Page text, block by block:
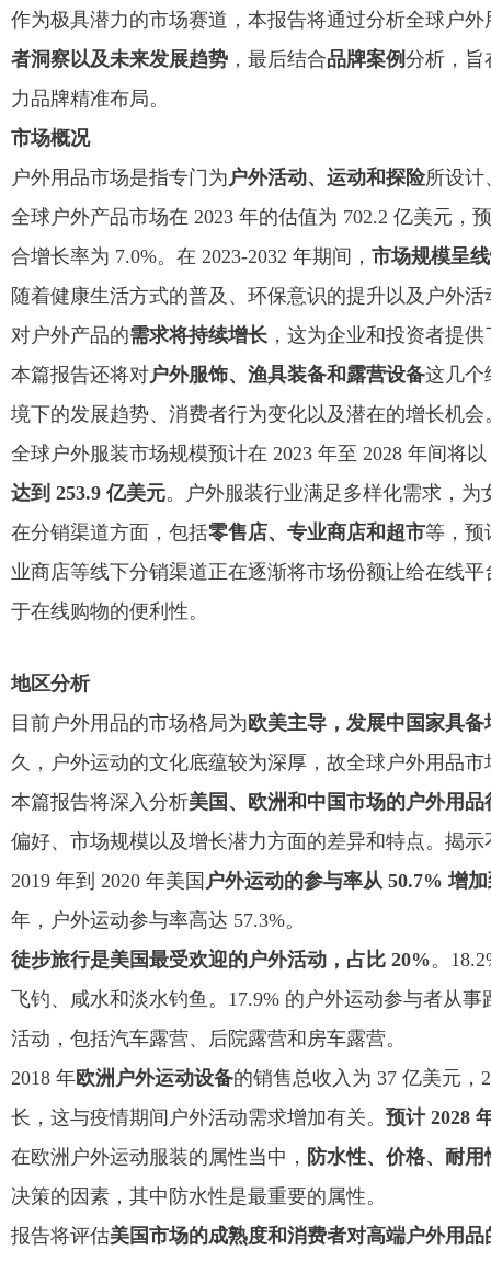
作为极具潜力的市场赛道，本报告将通过分析全球户外
者洞察以及未来发展趋势 ，最后结合品牌案例分析，旨
力品牌精准布局。
市场概况
户外用品市场是指专门为 户外活动、运动和探险所设计
全球户外产品市场在 2023 年的估值为 702.2 亿美元，
合增长率为 7.0%。在 2023-2032 年期间， 市场规模呈
随着健康生活方式的普及、环保意识的提升以及户外
对户外产品的需求将持续增长 ，这为企业和投资者提
本篇报告还将对户外服饰、渔具装备和露营设备这几个
境下的发展趋势、消费者行为变化以及潜在的增长机会
全球户外服装市场规模预计在 2023 年至 2028 年间将
达到 253.9 亿美元。户外服装行业满足多样化需求，
在分销渠道方面，包括零售店、专业商店和超市等，预
业商店等线下分销渠道正在逐渐将市场份额让给在线
于在线购物的便利性。
地区分析
目前户外用品的市场格局为欧美主导，发展中国家具备
久，户外运动的文化底蕴较为深厚，故全球户外用品市
本篇报告将深入分析美国、欧洲和中国市场的户外用品
偏好、市场规模以及增长潜力方面的差异和特点。揭
2019 年到 2020 年美国 户外运动的参与率从 50.7% 增
年，户外运动参与率高达 57.3%。
徒步旅行是美国最受欢迎的户外活动，占比 20%。
飞钓、咸水和淡水钓鱼。17.9% 的户外运动参与者从
活动，包括汽车露营、后院露营和房车露营。
2018 年欧洲户外运动设备的销售总收入为 37 亿美元，
长，这与疫情期间户外活动需求增加有关。 预计 2028
在欧洲户外运动服装的属性当中， 防水性、价格、耐
决策的因素，其中防水性是最重要的属性。
报告将评估美国市场的成熟度和消费者对高端户外用品